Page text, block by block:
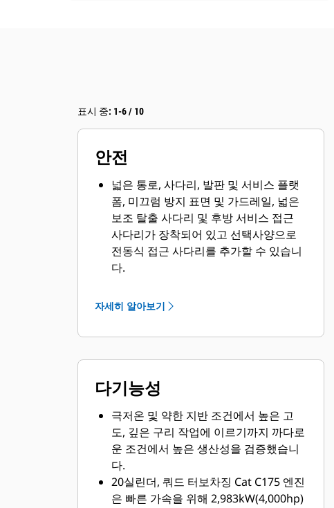
표시 중: 1-6 / 10
안전
넓은 통로, 사다리, 발판 및 서비스 플랫
폼, 미끄럼 방지 표면 및 가드레일, 넓은
보조 탈출 사다리 및 후방 서비스 접근
사다리가 장착되어 있고 선택사양으로
전동식 접근 사다리를 추가할 수 있습니
다.
적으로 장착되어 진동 및 소음을 줄입니
전방 범퍼에 로크아웃/태그아웃 상자가
아웃, 변속기 로크아웃이 포함되어 있습
니다.
표준 Cat MineStar™ Detect 물체 감지
시스템은 레이더 및 카메라 시스템을 결
합하여 주변의 위험 상황을 운전자에게
경고합니다.
선택사양인 Driver Safety System은 운
전자의 피로 또는 집중력 결여가 감지되
자세히 알아보기
다기능성
극저온 및 약한 지반 조건에서 높은 고
도, 깊은 구리 작업에 이르기까지 까다로
운 조건에서 높은 생산성을 검증했습니
다.
20실린더, 쿼드 터보차징 Cat C175 엔진
은 빠른 가속을 위해 2,983kW(4,000hp)